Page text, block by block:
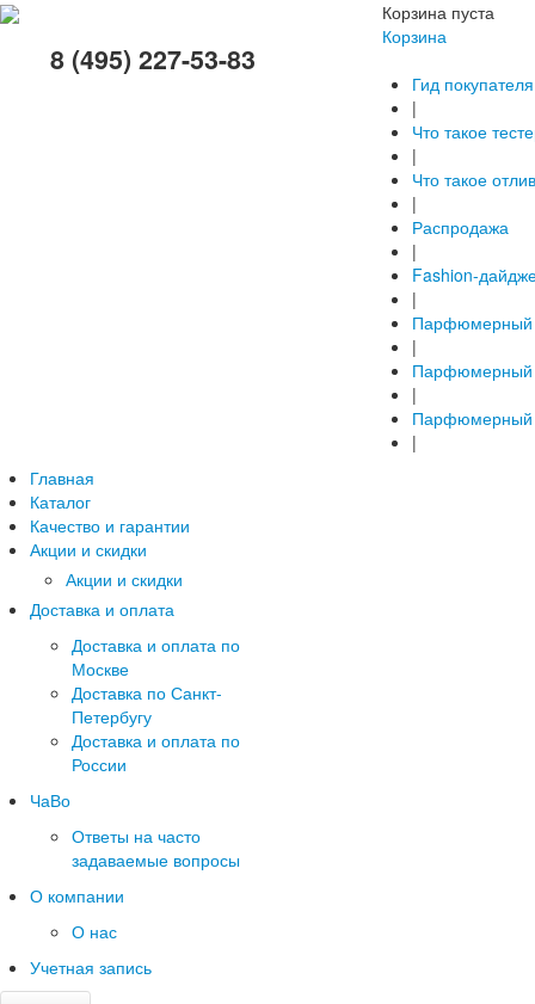
8 (495) 227-53-83
Корзина пуста
Корзина
Гид покупателя
|
Что такое
|
Что такое
|
Распродажа
|
Fashion-
|
Парфюмерный
|
Парфюмерный
|
Парфюмерный
|
Главная
Каталог
Качество и гарантии
Акции и скидки
Акции и скидки
Доставка и оплата
Доставка и оплата по
Москве
Доставка по Санкт-
Петербугу
Доставка и оплата по
России
ЧаВо
Ответы на часто
задаваемые вопросы
О компании
О нас
Учетная запись